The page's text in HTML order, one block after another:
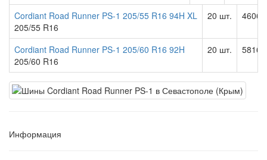
Cordiant Road Runner PS-1 205/55 R16 94H XL
205/55 R16
20 шт.
Cordiant Road Runner PS-1 205/60 R16 92H
205/60 R16
20 шт.
Информация